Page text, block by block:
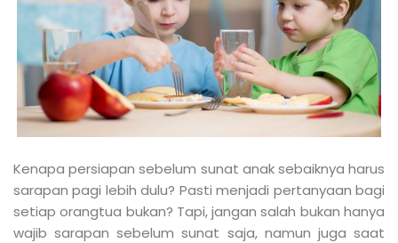
Kenapa persiapan sebelum sunat anak sebaiknya harus
sarapan pagi lebih dulu? Pasti menjadi pertanyaan bagi
setiap orangtua bukan? Tapi, jangan salah bukan hanya
wajib sarapan sebelum sunat saja, namun juga saat